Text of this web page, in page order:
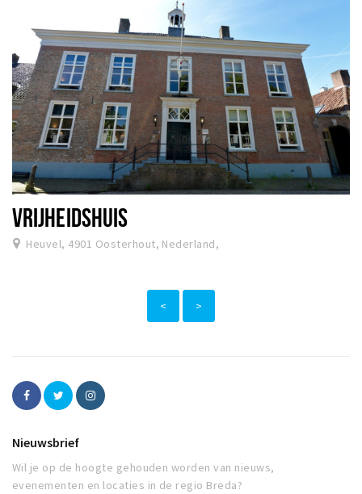
VRIJHEIDSHUIS
Heuvel, 4901 Oosterhout, Nederland,
< >
Nieuwsbrief
Wil je op de hoogte gehouden worden van nieuws,
evenementen en locaties in de regio Breda?